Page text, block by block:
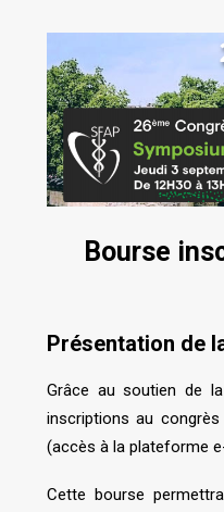
Bourse
Présentation de
Grâce au soutien de
inscriptions au
(accès à la plateforme
Cette bourse